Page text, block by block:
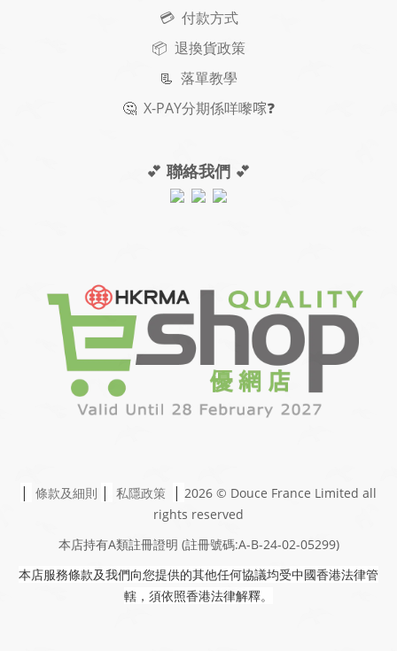
💳 付款方式
📦 退換貨政策
📃 落單教學
🤔 X-PAY分期係咩嚟𠺢❓
💕 聯絡我們 💕
| 條款及細則 | 私隱政策 | 2026 © Douce France Limited all
rights reserved
本店持有A類註冊證明 (註冊號碼:A-B-24-02-05299)
本店服務條款及我們向您提供的其他任何協議均受中國香港法律管
轄，須依照香港法律解釋。